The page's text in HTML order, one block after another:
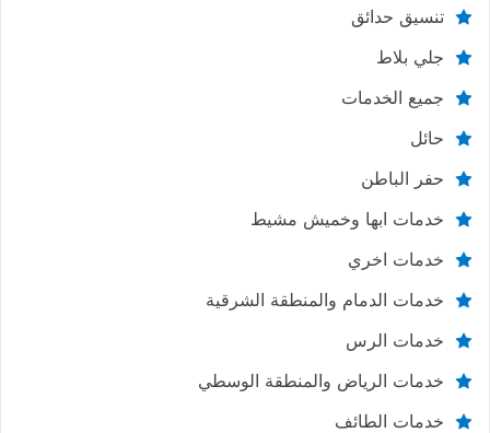
تنسيق حدائق
جلي بلاط
جميع الخدمات
حائل
حفر الباطن
خدمات ابها وخميش مشيط
خدمات اخري
خدمات الدمام والمنطقة الشرقية
خدمات الرس
خدمات الرياض والمنطقة الوسطي
خدمات الطائف